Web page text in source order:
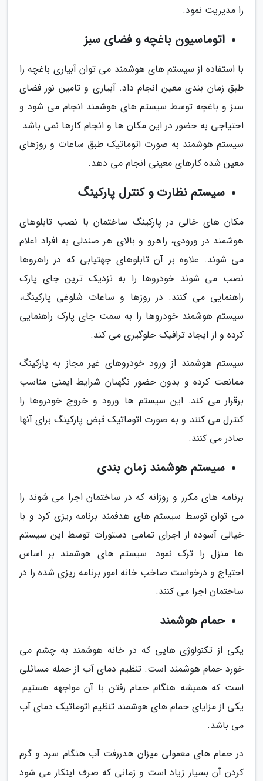
را مدیریت نمود.
اتوماسیون باغچه و فضای سبز
با استفاده از سیستم های هوشمند می توان آبیاری باغچه را
طبق زمان بندی معین انجام داد. آبیاری و تامین نور فضای
سبز و باغچه توسط سیستم های هوشمند انجام می شود و
احتیاجی به حضور در این مکان ها و انجام کارها نمی باشد.
سیستم هوشمند به صورت اتوماتیک طبق ساعات و روزهای
معین شده کارهای معینی انجام می دهد.
سیستم نظارت و کنترل پارکینگ
مکان های خالی در پارکینگ ساختمان با نصب تابلوهای
هوشمند در ورودی، راهرو و بالای هر صندلی به افراد اعلام
می شوند. علاوه بر آن تابلوهای جهتیابی که در راهروها
نصب می شوند خودروها را به نزدیک ترین جای پارک
راهنمایی می کنند. در روزها و ساعات شلوغی پارکینگ،
سیستم هوشمند خودروها را به سمت جای پارک راهنمایی
کرده و از ایجاد ترافیک جلوگیری می کند.
سیستم هوشمند از ورود خودروهای غیر مجاز به پارکینگ
ممانعت کرده و بدون حضور نگهبان شرایط ایمنی مناسب
برقرار می کند. این سیستم ها ورود و خروج خودروها را
کنترل می کنند و به صورت اتوماتیک قبض پارکینگ برای آنها
صادر می کنند.
سیستم هوشمند زمان بندی
برنامه های مکرر و روزانه که در ساختمان اجرا می شوند را
می توان توسط سیستم های هدفمند برنامه ریزی کرد و با
خیالی آسوده از اجرای تمامی دستورات توسط این سیستم
ها منزل را ترک نمود. سیستم های هوشمند بر اساس
احتیاج و درخواست صاخب خانه امور برنامه ریزی شده را در
ساختمان اجرا می کنند.
حمام هوشمند
یکی از تکنولوژی هایی که در خانه هوشمند به چشم می
خورد حمام هوشمند است. تنظیم دمای آب از جمله مسائلی
است که همیشه هنگام حمام رفتن با آن مواجهه هستیم.
یکی از مزایای حمام های هوشمند تنظیم اتوماتیک دمای آب
می باشد.
در حمام های معمولی میزان هدررفت آب هنگام سرد و گرم
کردن آن بسیار زیاد است و زمانی که صرف اینکار می شود